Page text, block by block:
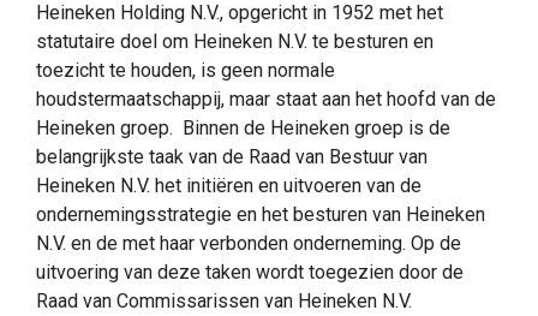
Heineken Holding N.V., opgericht in 1952 met het
statutaire doel om Heineken N.V. te besturen en
toezicht te houden, is geen normale
houdstermaatschappij, maar staat aan het hoofd van de
Heineken groep. Binnen de Heineken groep is de
belangrijkste taak van de Raad van Bestuur van
Heineken N.V. het initiëren en uitvoeren van de
ondernemingsstrategie en het besturen van Heineken
N.V. en de met haar verbonden onderneming. Op de
uitvoering van deze taken wordt toegezien door de
Raad van Commissarissen van Heineken N.V.